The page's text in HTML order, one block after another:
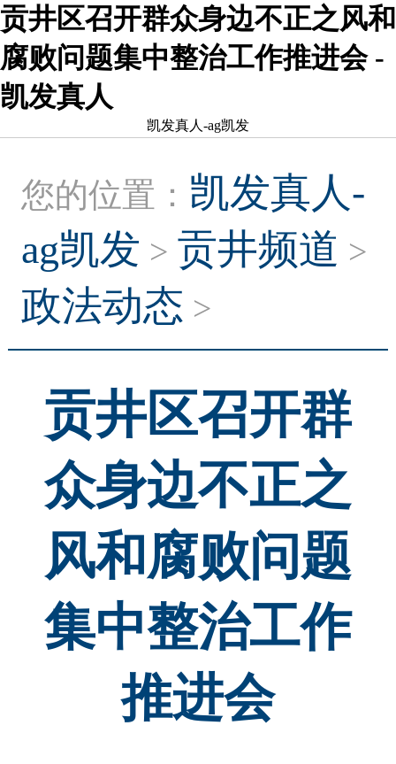
贡井区召开群众身边不正之风和
腐败问题集中整治工作推进会 -
凯发真人
凯发真人-ag凯发
您的位置： 凯发真人-
ag凯发 > 贡井频道 >
政法动态 >
贡井区召开群
众身边不正之
风和腐败问题
集中整治工作
推进会